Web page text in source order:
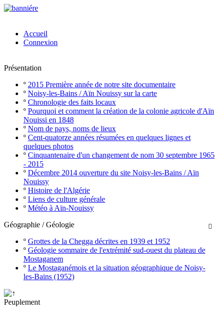
Accueil
Connexion
Présentation
º 2015 Première année de notre site documentaire
º Noisy-les-Bains / Aïn Nouissy sur la carte
º Chronologie des faits locaux
º Pourquoi et comment la création de la colonie agricole d'Aïn
Nouissi en 1848
º Nom de pays, noms de lieux
º Cent-quatorze années résumées en quelques lignes et
quelques photos
º Cinquantenaire d'un changement de nom 30 septembre 1965
- 2015
º Décembre 2014 ouverture du site Noisy-les-Bains / Aïn
Nouissy
º Histoire de l'Algérie
º Liens de culture générale
º Météo à Aïn-Nouissy

Géographie / Géologie
º Grottes de la Chegga décrites en 1939 et 1952
º Géologie sommaire de l'extrémité sud-ouest du plateau de
Mostaganem
º Le Mostaganémois et la situation géographique de Noisy-
les-Bains (1952)
Peuplement